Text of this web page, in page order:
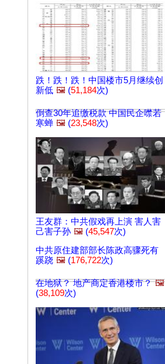
跌！跌！跌！中国楼市5月继续创
新低 🖼️ (51,184次)
倒查30年追缴税款 中国民企噤若
寒蝉 🖼️ (23,548次)
王友群：中共假戏再上演 害人害
己害子孙 🖼️ (45,547次)
中共原住建部部长陈政高骤死有
蹊跷 🖼️ (176,722次)
在地狱？ 地产商定香港楼市？ 🖼️
(38,109次)